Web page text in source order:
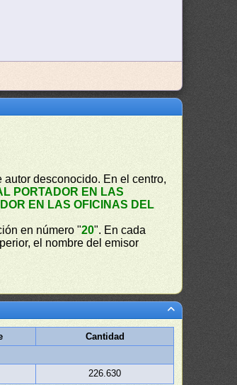
autor desconocido. En el centro,
PORTADOR EN LAS
EN LAS OFICINAS DEL
en número "20". En cada
el nombre del emisor
Cantidad
226.630